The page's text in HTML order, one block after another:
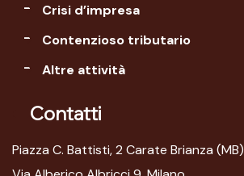
Crisi d’impresa
Contenzioso tributario
Altre attività
Contatti
Piazza C. Battisti, 2 Carate Brianza (MB)